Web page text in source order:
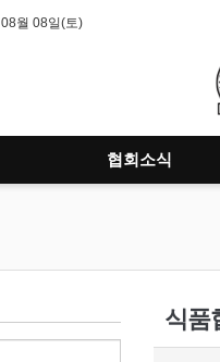
08월 08일(토)
협회소식
식품